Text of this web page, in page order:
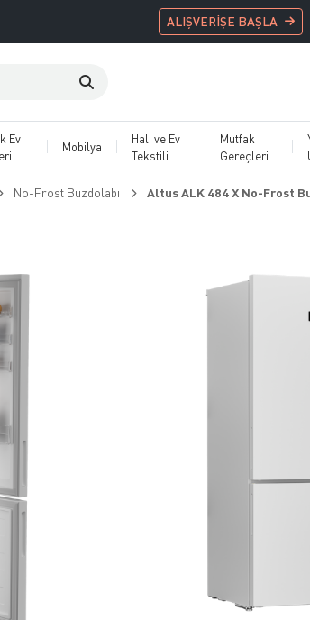
ALIŞVERİŞE BAŞLA
Ev
Mobilya
Halı ve Ev
Tekstili
Mutfak
Gereçleri
No-Frost Buzdolabı Altus ALK 484 X No-Frost